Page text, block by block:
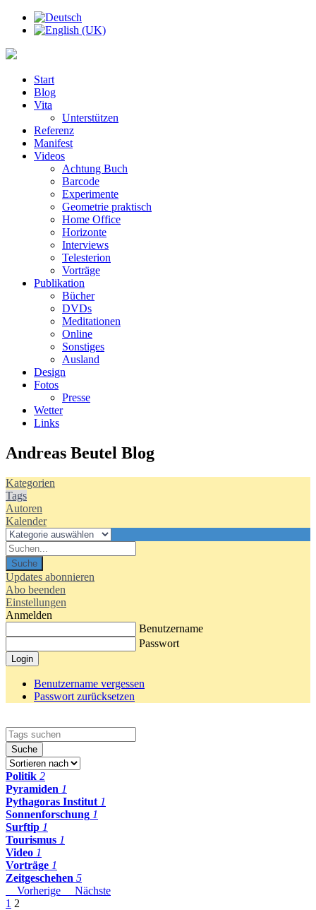
Start
Blog
Vita
Unterstützen
Referenz
Manifest
Videos
Achtung Buch
Barcode
Experimente
Geometrie praktisch
Home Office
Horizonte
Interviews
Telesterion
Vorträge
Publikation
Bücher
DVDs
Meditationen
Online
Sonstiges
Ausland
Design
Fotos
Presse
Wetter
Links
Andreas Beutel Blog
Kategorien
Tags
Autoren
Kalender
Suche
Updates abonnieren
Abo beenden
Einstellungen
Anmelden
Benutzername
Passwort
Login
Benutzername vergessen
Passwort zurücksetzen
Suche
Politik 2
Pyramiden 1
Pythagoras Institut 1
Sonnenforschung 1
Surftip 1
Tourismus 1
Video 1
Vorträge 1
Zeitgeschehen 5
Vorherige
Nächste
1 2